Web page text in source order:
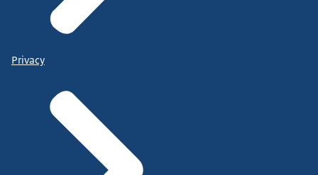
Privacy